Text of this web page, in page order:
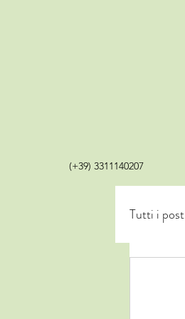
(+39) 3311140207
Tutti i post